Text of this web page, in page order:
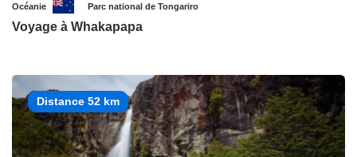
Océanie Parc national de Tongariro
Voyage à Whakapapa
Distance 52 km